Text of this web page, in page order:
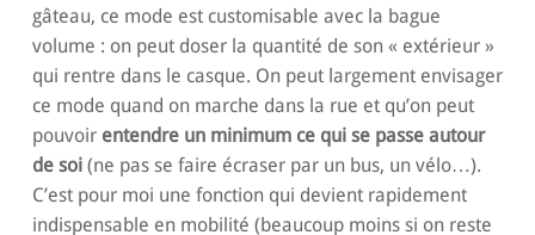
gâteau, ce mode est customisable avec la bague
volume : on peut doser la quantité de son « extérieur »
qui rentre dans le casque. On peut largement envisager
ce mode quand on marche dans la rue et qu’on peut
pouvoir entendre un minimum ce qui se passe autour
de soi(ne pas se faire écraser par un bus, un vélo…).
C’est pour moi une fonction qui devient rapidement
indispensable en mobilité (beaucoup moins si on reste